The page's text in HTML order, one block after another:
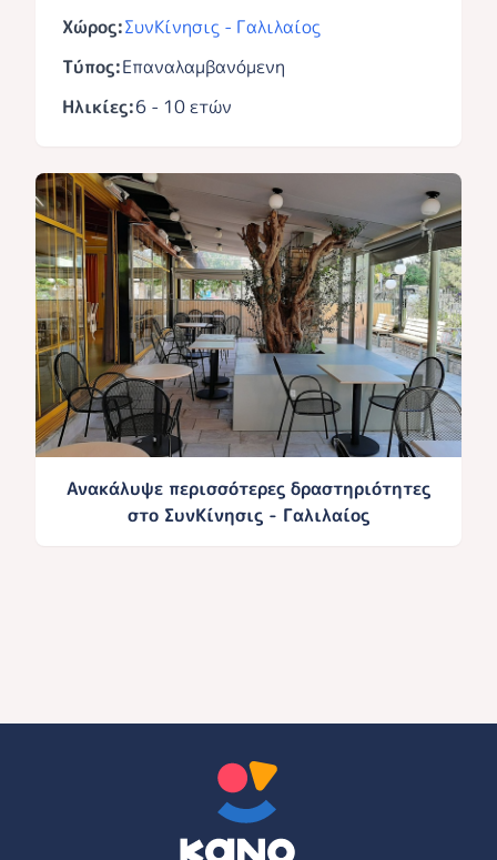
Χώρος:ΣυνΚίνησις - Γαλιλαίος
Τύπος:Επαναλαμβανόμενη
Ηλικίες:6 - 10 ετών
Ανακάλυψε περισσότερες δραστηριότητες
στο ΣυνΚίνησις - Γαλιλαίος